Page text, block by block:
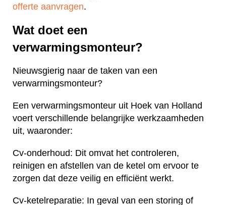
offerte aanvragen.
Wat doet een
verwarmingsmonteur?
Nieuwsgierig naar de taken van een
verwarmingsmonteur?
Een verwarmingsmonteur uit Hoek van Holland
voert verschillende belangrijke werkzaamheden
uit, waaronder:
Cv-onderhoud: Dit omvat het controleren,
reinigen en afstellen van de ketel om ervoor te
zorgen dat deze veilig en efficiënt werkt.
Cv-ketelreparatie: In geval van een storing of